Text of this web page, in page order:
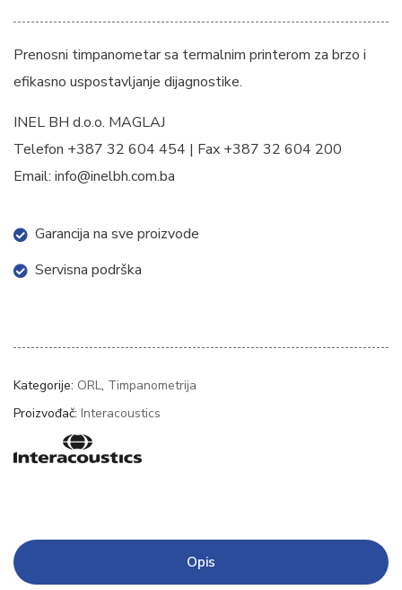
Prenosni timpanometar sa termalnim printerom za brzo i
efikasno uspostavljanje dijagnostike.
INEL BH d.o.o. MAGLAJ
Telefon +387 32 604 454 | Fax +387 32 604 200
Email: info@inelbh.com.ba
Garancija na sve proizvode
Servisna podrška
Kategorije: ORL, Timpanometrija
Proizvođač: Interacoustics
Opis